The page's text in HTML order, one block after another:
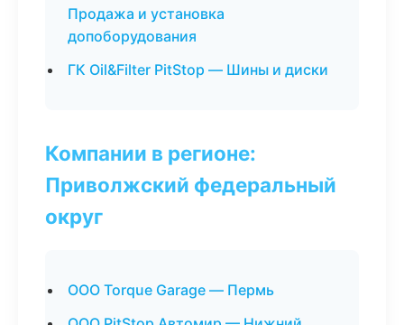
Продажа и установка
допоборудования
ГК Oil&Filter PitStop — Шины и диски
Компании в регионе:
Приволжский федеральный
округ
ООО Torque Garage — Пермь